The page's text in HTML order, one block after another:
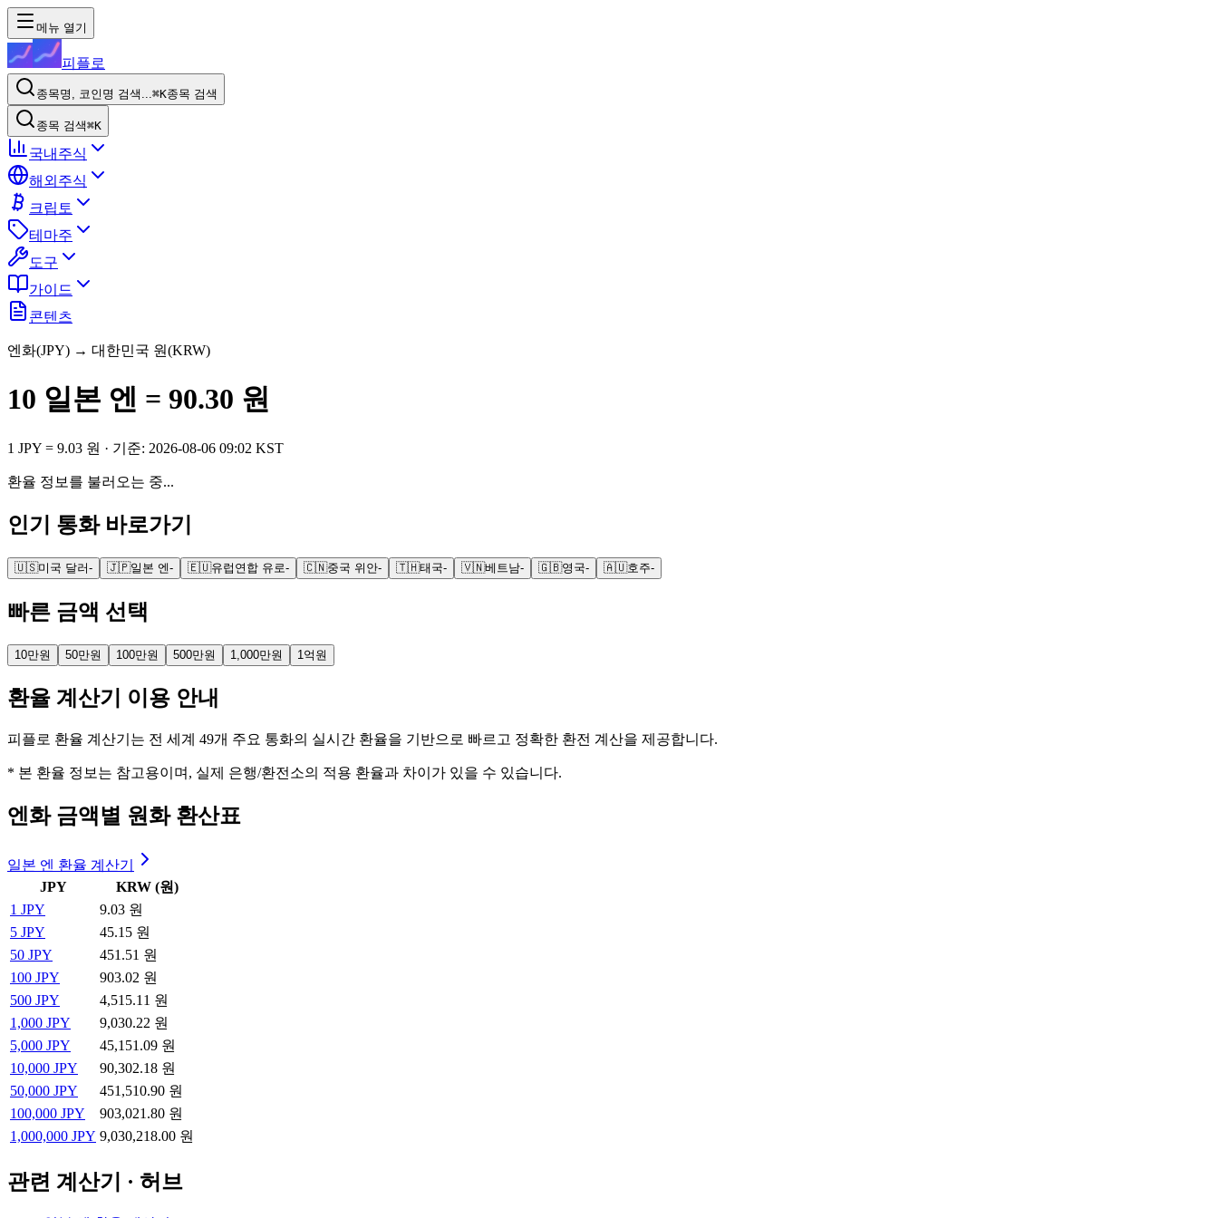
메뉴 열기
피플로
종목명, 코인명 검색...⌘K종목 검색
종목 검색⌘K
국내주식
해외주식
크립토
테마주
도구
가이드
콘텐츠
엔화(JPY) → 대한민국 원(KRW)
10 일본 엔 = 90.30 원
1 JPY = 9.03 원 · 기준: 2026-08-06 09:02 KST
환율 정보를 불러오는 중...
인기 통화 바로가기
🇺🇸미국 달러- 🇯🇵일본 엔- 🇪🇺유럽연합 유로- 🇨🇳중국 위안- 🇹🇭태국- 🇻🇳베트남- 🇬🇧영국- 🇦🇺호주-
빠른 금액 선택
10만원 50만원 100만원 500만원 1,000만원 1억원
환율 계산기 이용 안내
피플로 환율 계산기는 전 세계 49개 주요 통화의 실시간 환율을 기반으로 빠르고 정확한 환전 계산을 제공합니다.
* 본 환율 정보는 참고용이며, 실제 은행/환전소의 적용 환율과 차이가 있을 수 있습니다.
엔화 금액별 원화 환산표
일본 엔 환율 계산기
JPY
KRW (원)
1 JPY
9.03 원
5 JPY
45.15 원
50 JPY
451.51 원
100 JPY
903.02 원
500 JPY
4,515.11 원
1,000 JPY
9,030.22 원
5,000 JPY
45,151.09 원
10,000 JPY
90,302.18 원
50,000 JPY
451,510.90 원
100,000 JPY
903,021.80 원
1,000,000 JPY 9,030,218.00 원
관련 계산기 · 허브